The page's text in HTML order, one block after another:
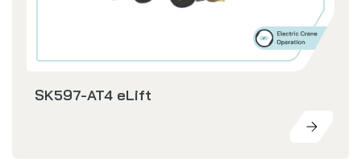
SK597-AT4 eLift